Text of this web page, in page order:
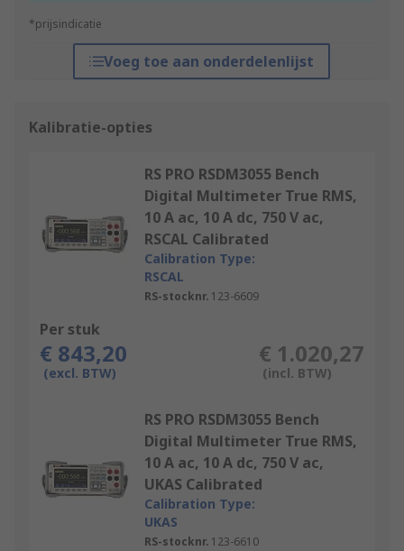
*prijsindicatie
Voeg toe aan onderdelenlijst
Kalibratie-opties
RS PRO RSDM3055 Bench
Digital Multimeter True RMS,
10 A ac, 10 A dc, 750 V ac,
RSCAL Calibrated
Calibration Type:
RSCAL
RS-stocknr. 123-6609
Per stuk
€ 843,20
(excl. BTW)
€ 1.020,27
(incl. BTW)
RS PRO RSDM3055 Bench
Digital Multimeter True RMS,
10 A ac, 10 A dc, 750 V ac,
UKAS Calibrated
Calibration Type:
UKAS
RS-stocknr. 123-6610